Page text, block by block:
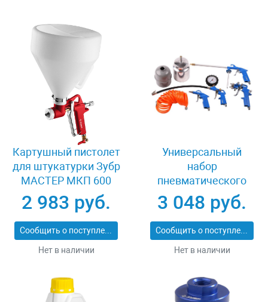
Картушный пистолет
для штукатурки Зубр
МАСТЕР МКП 600
06466
2 983 руб.
Сообщить о поступлении
Нет в наличии
Универсальный
набор
пневматического
инструмента 5
предметов Зубр
06458-H5
3 048 руб.
Сообщить о поступлении
Нет в наличии